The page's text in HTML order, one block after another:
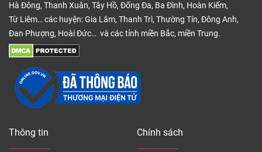
Hà Đông, Thanh Xuân, Tây Hồ, Đống Đa, Ba Đình, Hoàn Kiếm,
Từ Liêm… các huyện: Gia Lâm, Thanh Trì, Thường Tín, Đông Anh,
Đan Phượng, Hoài Đức… và các tỉnh miền Bắc, miền Trung.
Thông tin Chính sách